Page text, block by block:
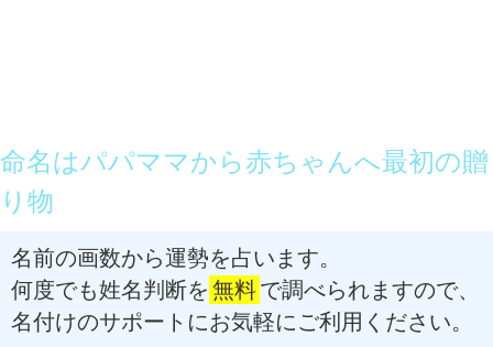
命名はパパママから赤ちゃんへ最初の贈
り物
名前の画数から運勢を占います。
何度でも姓名判断を 無料で調べられますので、
名付けのサポートにお気軽にご利用ください。